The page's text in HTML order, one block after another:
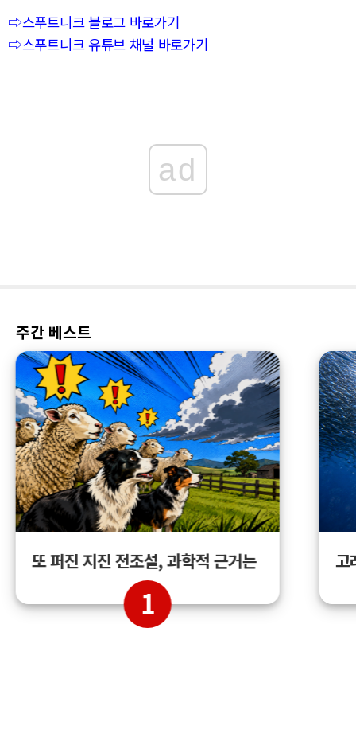
⇨스푸트니크 블로그 바로가기
⇨스푸트니크 유튜브 채널 바로가기
ad
주간 베스트
또 퍼진 지진 전조설, 과학적 근거는
1
고